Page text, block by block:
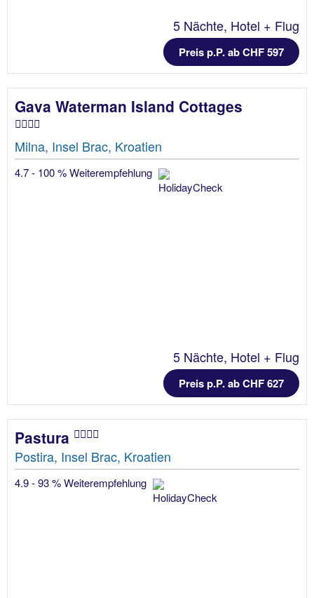
5 Nächte, Hotel + Flug
Preis p.P. ab CHF 597
Gava Waterman Island Cottages
Milna, Insel Brac, Kroatien
4.7 - 100 % Weiterempfehlung
5 Nächte, Hotel + Flug
Preis p.P. ab CHF 627
Pastura
Postira, Insel Brac, Kroatien
4.9 - 93 % Weiterempfehlung